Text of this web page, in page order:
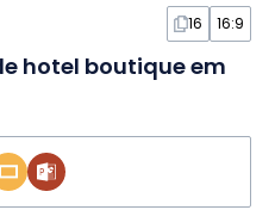
16 16:9
hotel boutique em